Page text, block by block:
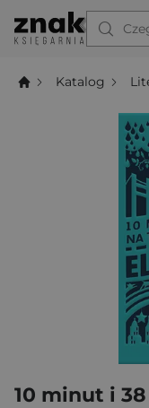
Katalog
10 minut i